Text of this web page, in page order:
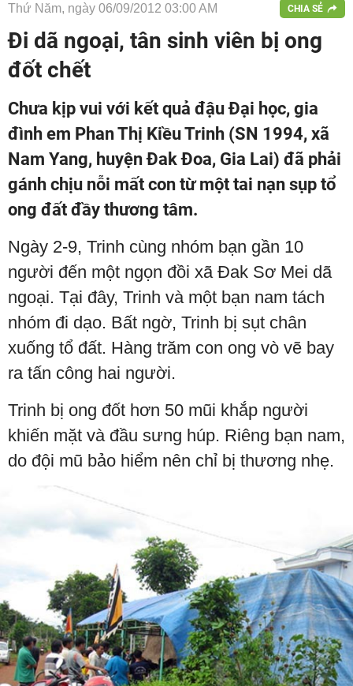
Thứ Năm, ngày 06/09/2012 03:00 AM CHIA SẺ
Đi dã ngoại, tân sinh viên bị ong
đốt chết
Chưa kịp vui với kết quả đậu Đại học, gia
đình em Phan Thị Kiều Trinh (SN 1994, xã
Nam Yang, huyện Đak Đoa, Gia Lai) đã phải
gánh chịu nỗi mất con từ một tai nạn sụp tổ
ong đất đầy thương tâm.
Ngày 2-9, Trinh cùng nhóm bạn gần 10
người đến một ngọn đồi xã Đak Sơ Mei dã
ngoại. Tại đây, Trinh và một bạn nam tách
nhóm đi dạo. Bất ngờ, Trinh bị sụt chân
xuống tổ đất. Hàng trăm con ong vò vẽ bay
ra tấn công hai người.
Trinh bị ong đốt hơn 50 mũi khắp người
khiến mặt và đầu sưng húp. Riêng bạn nam,
do đội mũ bảo hiểm nên chỉ bị thương nhẹ.